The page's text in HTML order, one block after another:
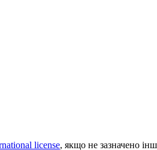
license, якщо не зазначено